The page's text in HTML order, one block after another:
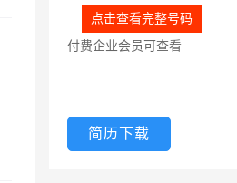
点击查看完整号码
付费企业会员可查看
简历下载